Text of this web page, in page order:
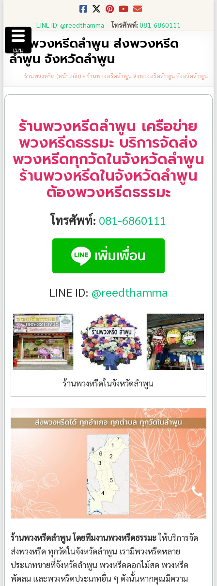
content
LINE ID: @reedthamma โทรศัพท์:081-6860111
ร้านพวงหรีดลำพูน ส่งพวงหรีด
ลำพูน จังหวัดลำพูน
ร้านพวงหรีด (หน้าหลัก)»ร้านพวงหรีดลำพูน ส่งพวงหรีดลำพูน จังหวัดลำพูน
ร้านพวงหรีดลำพูน เครือข่าย
พวงหรีดธรรมะ บริการจัดส่ง
พวงหรีดทุกวัดในจังหวัดลำพูน
ร้านพวงหรีดในจังหวัดลำพูน
ต้องพวงหรีดธรรมะ
โทรศัพท์: 081-6860111
LINE ID: @reedthamma
ร้านพวงหรีดในจังหวัดลำพูน
ร้านพวงหรีดลำพูน โดยทีมงานพวงหรีดธรรมะให้บริการจัด
ส่งพวงหรีด ทุกวัดในจังหวัดลำพูน เรามีพวงหรีดหลาย
ประเภทขายที่จังหวัดลำพูน พวงหรีดดอกไม้สด พวงหรีด
พัดลม และพวงหรีดประเภทอื่น ๆ ดังนั้นหากคุณมีความ
เมนู